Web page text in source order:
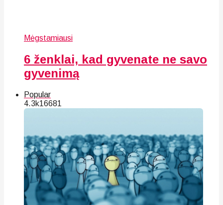
Mėgstamiausi
6 ženklai, kad gyvenate ne savo
gyvenimą
Popular
4.3k16681